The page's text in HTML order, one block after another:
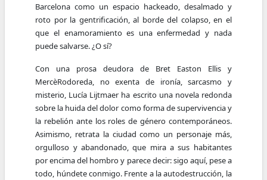
Barcelona como un espacio hackeado, desalmado y
roto por la gentrificación, al borde del colapso, en el
que el enamoramiento es una enfermedad y nada
puede salvarse. ¿O sí?
Con una prosa deudora de Bret Easton Ellis y
MercèRodoreda, no exenta de ironía, sarcasmo y
misterio, Lucía Lijtmaer ha escrito una novela redonda
sobre la huida del dolor como forma de supervivencia y
la rebelión ante los roles de género contemporáneos.
Asimismo, retrata la ciudad como un personaje más,
orgulloso y abandonado, que mira a sus habitantes
por encima del hombro y parece decir: sigo aquí, pese a
todo, húndete conmigo. Frente a la autodestrucción, la